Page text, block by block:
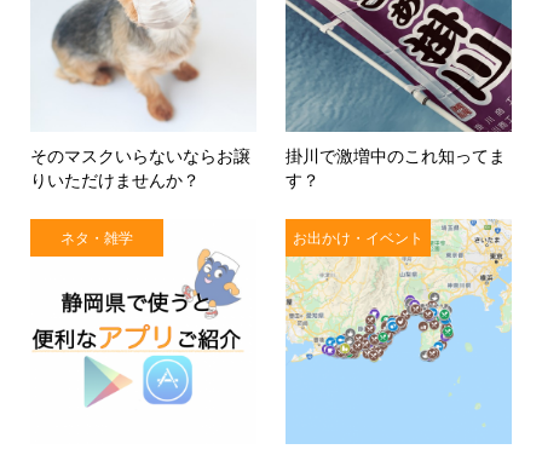
そのマスクいらないならお譲
りいただけませんか？
掛川で激増中のこれ知ってま
す？
ネタ・雑学 お出かけ・イベント